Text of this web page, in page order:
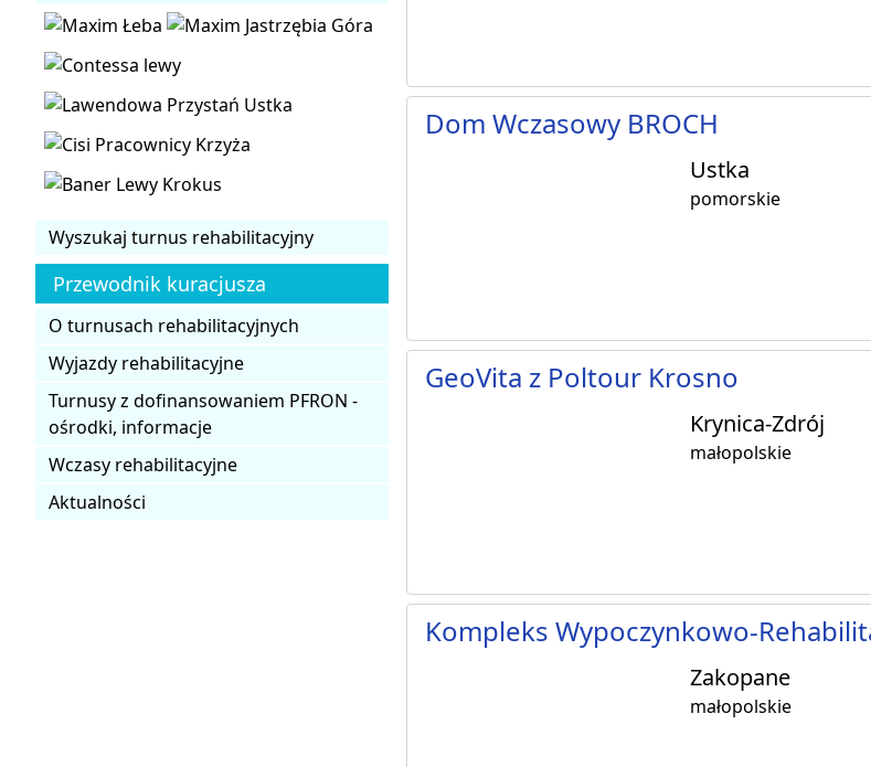
Wyszukaj turnus rehabilitacyjny
Przewodnik kuracjusza
O turnusach rehabilitacyjnych
Wyjazdy rehabilitacyjne
Turnusy z dofinansowaniem PFRON -
ośrodki, informacje
Wczasy rehabilitacyjne
Aktualności
Dom Wczasowy BROCH
Ustka
pomorskie
GeoVita z Poltour Krosno
Krynica-Zdrój
małopolskie
Kompleks Wypoczynkowo-
Zakopane
małopolskie